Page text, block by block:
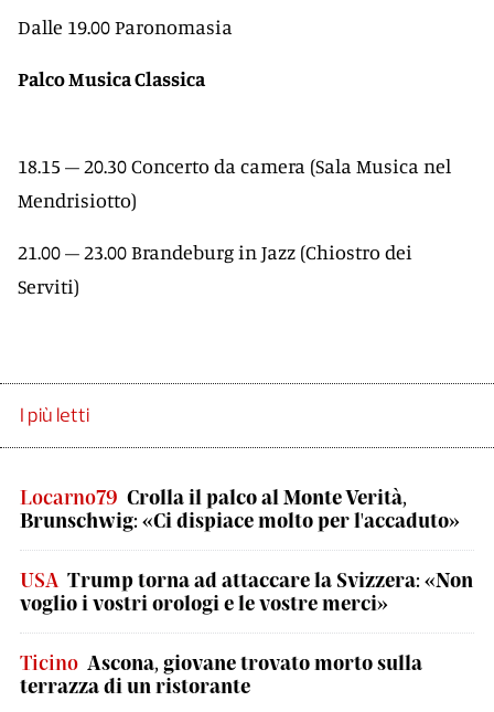
Dalle 19.00 Paronomasia
Palco Musica Classica
18.15 – 20.30 Concerto da camera (Sala Musica nel
Mendrisiotto)
21.00 – 23.00 Brandeburg in Jazz (Chiostro dei
Serviti)
I più letti
Locarno79 Crolla il palco al Monte Verità,
Brunschwig: «Ci dispiace molto per l'accaduto»
USA Trump torna ad attaccare la Svizzera: «Non
voglio i vostri orologi e le vostre merci»
Ticino Ascona, giovane trovato morto sulla
terrazza di un ristorante